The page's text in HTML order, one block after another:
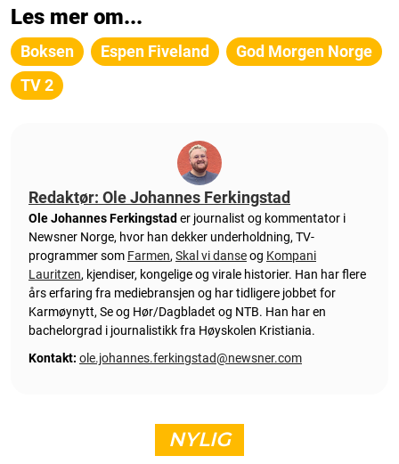
Les mer om...
Boksen Espen Fiveland
God Morgen Norge
TV 2
Redaktør: Ole Johannes Ferkingstad
Ole Johannes Ferkingstad er journalist og kommentator i
Newsner Norge, hvor han dekker underholdning, TV-
programmer som Farmen,Skal vi danseog Kompani
Lauritzen, kjendiser, kongelige og virale historier. Han har flere
års erfaring fra mediebransjen og har tidligere jobbet for
Karmøynytt, Se og Hør/Dagbladet og NTB. Han har en
bachelorgrad i journalistikk fra Høyskolen Kristiania.
Kontakt: ole.johannes.ferkingstad@newsner.com
NYLIG